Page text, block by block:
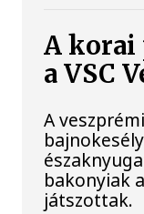
A korai
a VSC
A
bakonyiak
játszottak.